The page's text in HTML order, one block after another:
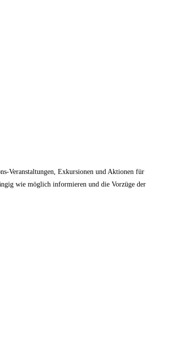
Veranstaltungen, Exkursionen und Aktionen für
wie möglich informieren und die Vorzüge der